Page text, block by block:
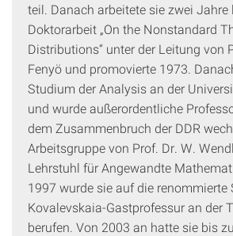
teil. Danach arbeitete sie zwei Jahre
Doktorarbeit „On the Nonstandard
Distributions“ unter der Leitung von
Fenyö und promovierte 1973.
Studium der Analysis an der
und wurde außerordentliche
dem Zusammenbruch der DDR
Arbeitsgruppe von Prof. Dr. W.
Lehrstuhl für Angewandte
1997 wurde sie auf die renommierte
Kovalevskaia-Gastprofessur an der
berufen. Von 2003 an hatte sie bis